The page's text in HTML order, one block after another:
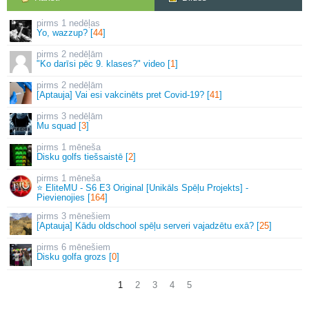
1 nedēļas
Yo, wazzup? [44]
2 nedēļām
"Ko darīsi pēc 9. klases?" video [1]
2 nedēļām
[Aptauja] Vai esi vakcinēts pret Covid-19? [41]
3 nedēļām
Mu squad [3]
1 mēneša
Disku golfs tiešsaistē [2]
1 mēneša
⭐ EliteMU - S6 E3 Original [Unikāls Spēļu Projekts] -
Pievienojies [164]
3 mēnešiem
[Aptauja] Kādu oldschool spēļu serveri vajadzētu exā? [25]
6 mēnešiem
Disku golfa grozs [0]
1 2 3 4 5